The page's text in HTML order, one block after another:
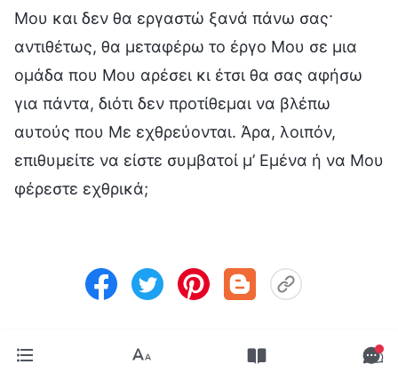
Μου και δεν θα εργαστώ ξανά πάνω σας·
αντιθέτως, θα μεταφέρω το έργο Μου σε μια
ομάδα που Μου αρέσει κι έτσι θα σας αφήσω
για πάντα, διότι δεν προτίθεμαι να βλέπω
αυτούς που Με εχθρεύονται. Άρα, λοιπόν,
επιθυμείτε να είστε συμβατοί μ’ Εμένα ή να Μου
φέρεστε εχθρικά;
Προηγούμενο:
Είσαι κάποιος που επέστρεψε στη